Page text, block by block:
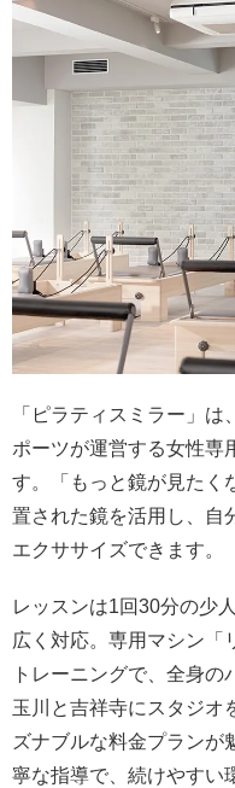
「ピラティスミラー」
ポーツが運営する女性専
す。「もっと鏡が見たく
置された鏡を活用し、自
エクササイズできます。
レッスンは1回30分の少
広く対応。専用マシン「
トレーニングで、全身
玉川と吉祥寺にスタジオ
ズナブルな料金プランが
寧な指導で、続けやすい